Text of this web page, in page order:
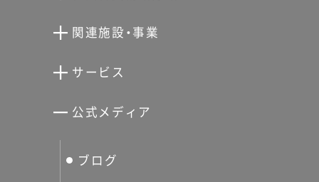
向井潤吉アトリエ館
分館スケジュール
関連施設・事業
世田谷文学館
せたおん
サービス
せたがやアーツカード
友の会
公式メディア
ブログ